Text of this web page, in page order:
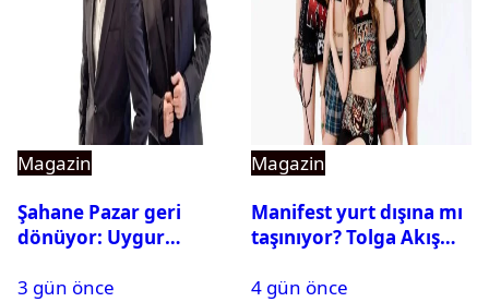
Magazin
Şahane Pazar geri
dönüyor: Uygur
açıklama geldi
3 gün önce
Magazin
Manifest yurt dışına mı
taşınıyor? Tolga Akış
4 gün önce